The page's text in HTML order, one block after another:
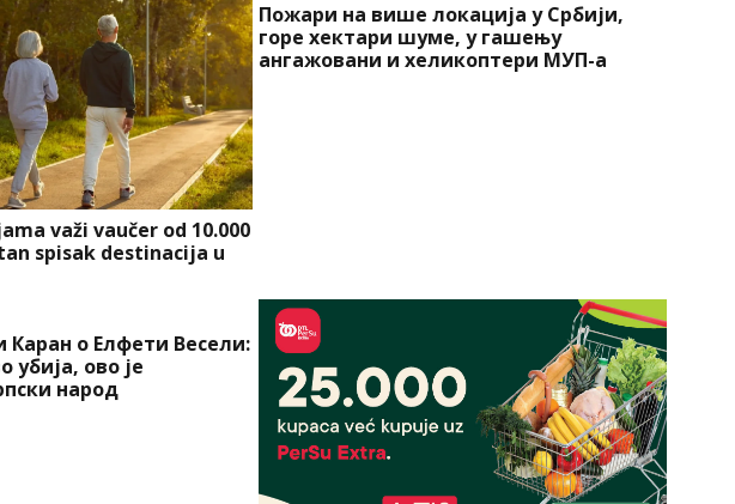
važi vaučer od 10.000
spisak destinacija u
Пожари на више локација у Србији,
горе хектари шуме, у гашењу
ангажовани и хеликоптери МУП-а
Каран о Елфети Весели:
убија, ово је
народ